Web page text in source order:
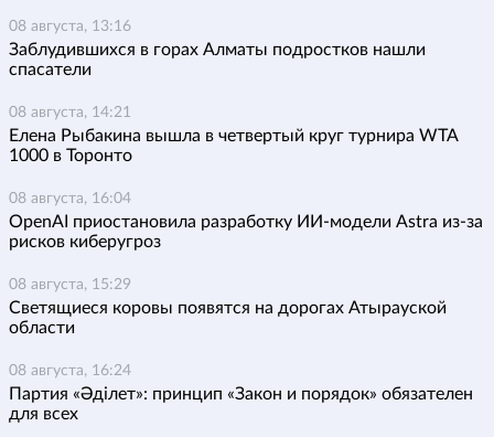
08 августа, 13:16
Заблудившихся в горах Алматы подростков нашли
спасатели
08 августа, 14:21
Елена Рыбакина вышла в четвертый круг турнира WTA
1000 в Торонто
08 августа, 16:04
OpenAI приостановила разработку ИИ-модели Astra из-за
рисков киберугроз
08 августа, 15:29
Светящиеся коровы появятся на дорогах Атырауской
области
08 августа, 16:24
Партия «Әділет»: принцип «Закон и порядок» обязателен
для всех